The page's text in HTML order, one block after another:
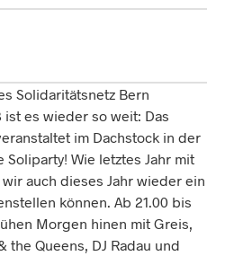
Solidaritätsnetz Bern
ist es wieder so weit: Das
im Dachstock in der
Soliparty! Wie letztes Jahr mit
auch dieses Jahr wieder ein
können. Ab 21.00 bis
Morgen hinen mit Greis,
the Queens, DJ Radau und